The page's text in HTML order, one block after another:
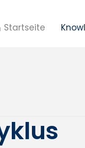
Startseite